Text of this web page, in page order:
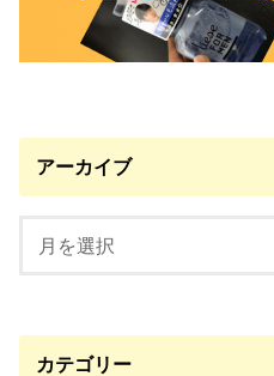
アーカイブ
カテゴリー